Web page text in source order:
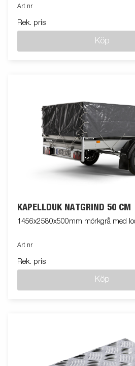
Art nr
Rek. pris
Köp
KAPELLDUK NÄTGRIND 50 CM
1456x2580x500mm mörkgrå med
Art nr
Rek. pris
Köp